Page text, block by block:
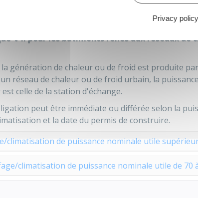
aux propriétaires des systèmes de chauffage
t-il pour les bâtiments reliés aux réseaux de
génération de chaleur ou de froid est produite
réseau de chaleur ou de froid urbain, la
celle de la station d'échange.
peut être immédiate ou différée selon la
et la date du permis de construire.
climatisation de puissance nominale utile
climatisation de puissance nominale utile de 70
Privacy policy